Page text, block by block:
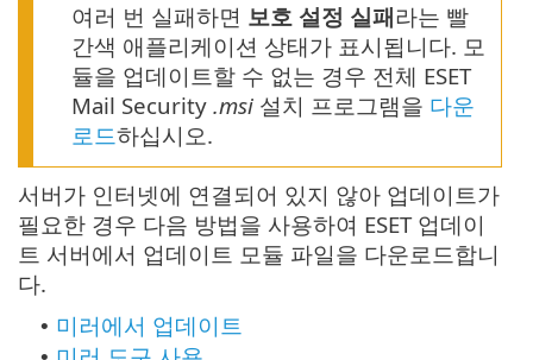
여러 번 실패하면 보호 설정 실패라는 빨
간색 애플리케이션 상태가 표시됩니다. 모
듈을 업데이트할 수 없는 경우 전체 ESET
Mail Security .msi 설치 프로그램을 다운
로드하십시오.
서버가 인터넷에 연결되어 있지 않아 업데이트가
필요한 경우 다음 방법을 사용하여 ESET 업데이
트 서버에서 업데이트 모듈 파일을 다운로드합니
다.
• 미러에서 업데이트